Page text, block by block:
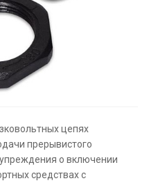
цепях
прерывистого
о включении
средствах с